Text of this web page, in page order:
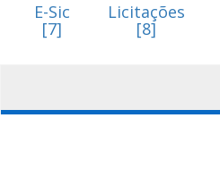
E-Sic
[7]
Licitações
[8]